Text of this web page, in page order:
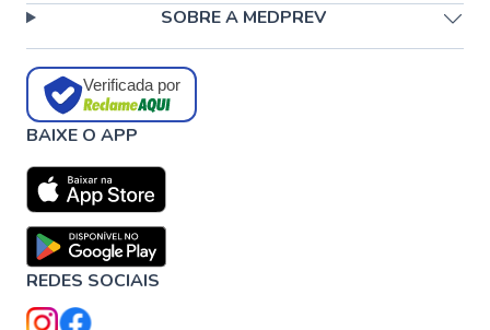
SOBRE A MEDPREV
Verificada por
BAIXE O APP
REDES SOCIAIS